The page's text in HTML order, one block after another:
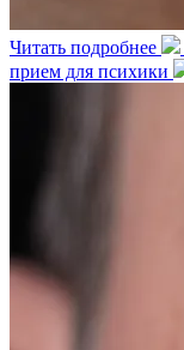
Читать подробнее
прием для психики